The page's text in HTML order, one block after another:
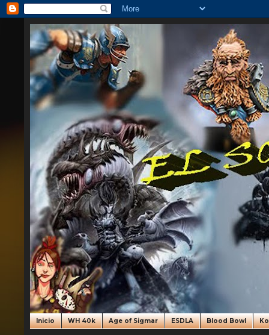
Inicio WH 40k Age of Sigmar ESDLA Blood Bowl